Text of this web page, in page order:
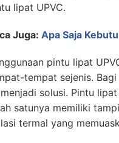
lipat UPVC.
Juga: Apa Saja
pintu lipat
tempat sejenis.
solusi. Pintu
satunya memiliki
termal yang